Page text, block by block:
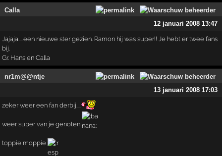
Calla
12 januari 2008 13:47
Jajaja.....een nieuwe ster gezien. Ramon hij was super!! Je hebt er twee fans
bij.
Gr. Hans en Calla
nr1m@@ntje
13 januari 2008 17:03
zeker weer een fan derbij.....
weer super van je genoten
toppie moppie